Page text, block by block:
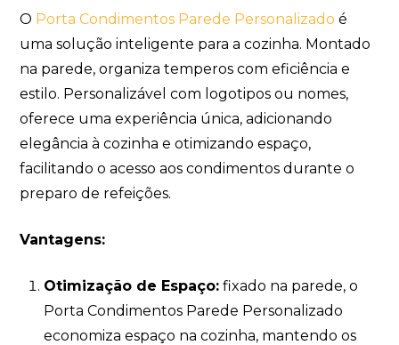
O Porta Condimentos Parede Personalizado é
uma solução inteligente para a cozinha. Montado
na parede, organiza temperos com eficiência e
estilo. Personalizável com logotipos ou nomes,
oferece uma experiência única, adicionando
elegância à cozinha e otimizando espaço,
facilitando o acesso aos condimentos durante o
preparo de refeições.
Vantagens:
Otimização de Espaço:fixado na parede, o
Porta Condimentos Parede Personalizado
economiza espaço na cozinha, mantendo os